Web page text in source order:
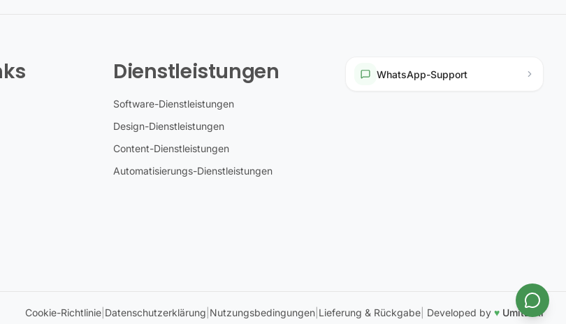
Dienstleistungen
Software-Dienstleistungen
Design-Dienstleistungen
Content-Dienstleistungen
Automatisierungs-Dienstleistungen
WhatsApp-Support
Cookie-Richtlinie Datenschutzerklärung Nutzungsbedingungen Lieferung & Rückgabe Developed by ♥ UmitEski